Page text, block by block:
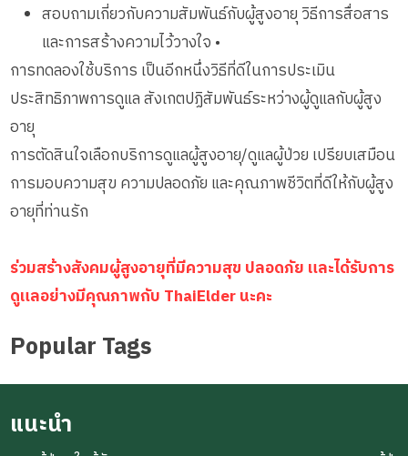
สอบถามเกี่ยวกับความสัมพันธ์กับผู้สูงอายุ วิธีการสื่อสาร
และการสร้างความไว้วางใจ •
การทดลองใช้บริการ เป็นอีกหนึ่งวิธีที่ดีในการประเมิน
ประสิทธิภาพการดูแล สังเกตปฏิสัมพันธ์ระหว่างผู้ดูแลกับผู้สูง
อายุ
การตัดสินใจเลือกบริการดูแลผู้สูงอายุ/ดูแลผู้ป่วย เปรียบเสมือน
การมอบความสุข ความปลอดภัย และคุณภาพชีวิตที่ดีให้กับผู้สูง
อายุที่ท่านรัก
ร่วมสร้างสังคมผู้สูงอายุที่มีความสุข ปลอดภัย และได้รับการ
ดูแลอย่างมีคุณภาพกับ ThaiElder นะคะ
Popular Tags
แนะนำ